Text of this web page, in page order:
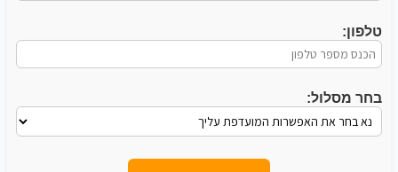
טלפון:
בחר מסלול: